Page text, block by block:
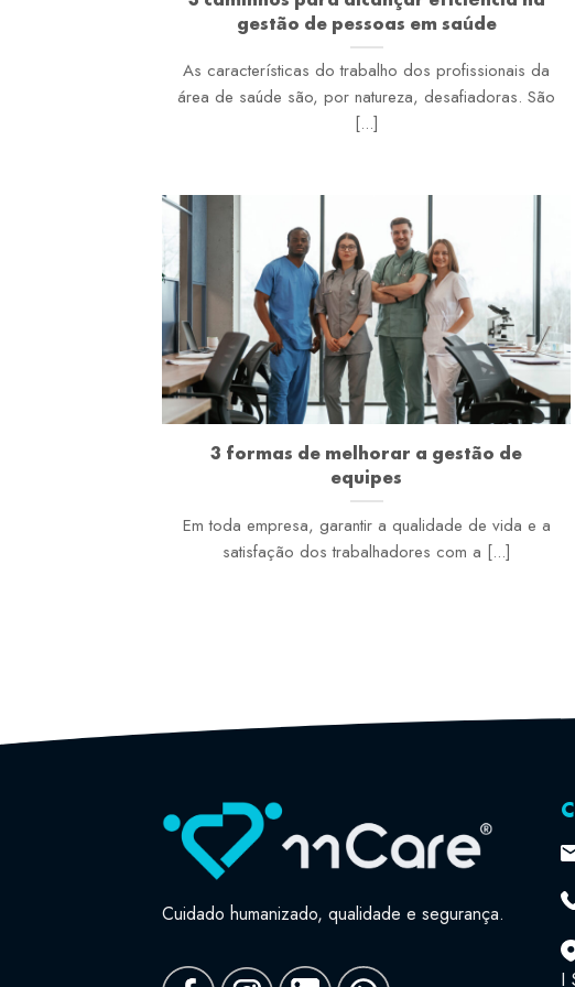
gestão de pessoas em saúde
As características do trabalho dos profissionais da
área de saúde são, por natureza, desafiadoras. São
[...]
3 formas de melhorar a gestão de
equipes
Em toda empresa, garantir a qualidade de vida e a
satisfação dos trabalhadores com a [...]
Cuidado humanizado, qualidade e segurança.
I